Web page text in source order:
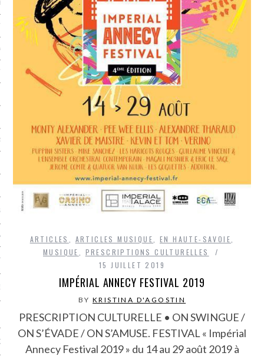
BONHEUR
GUERRE
EN VOD
ARTICLES ARTICLES MUSIQUE EN HAUTE-SAVOIE
MUSIQUE
PRESCRIPTIONS CULTURELLES
15 JUILLET 2019
IMPÉRIAL ANNECY FESTIVAL 2019
BY KRISTINA D'AGOSTIN
PRESCRIPTION CULTURELLE • ON SWINGUE /
ON S’ÉVADE / ON S’AMUSE. FESTIVAL « Impérial
Annecy Festival 2019 » du 14 au 29 août 2019 à